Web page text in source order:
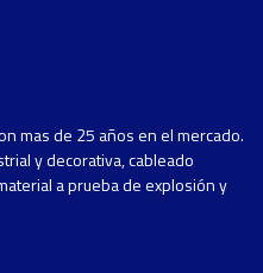
mas de 25 años en el mercado.
y decorativa, cableado
a prueba de explosión y